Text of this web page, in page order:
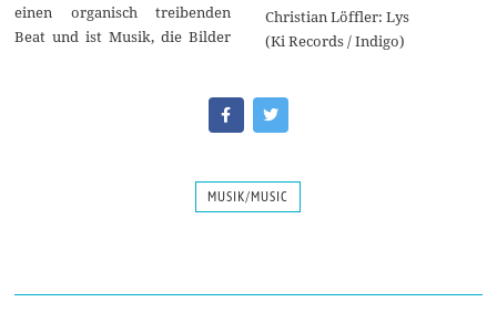
einen organisch treibenden
Beat und ist Musik, die Bilder
Christian Löffler: Lys
(Ki Records / Indigo)
MUSIK/MUSIC